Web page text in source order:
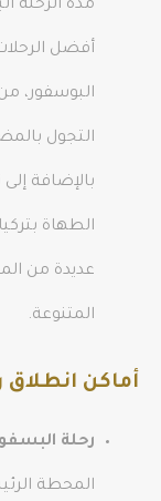
أفضل
البوسفور،
التجول
بالإضافة
الطهاة
عديدة من
المتنوعة.
أماكن
رحلة
المحطة